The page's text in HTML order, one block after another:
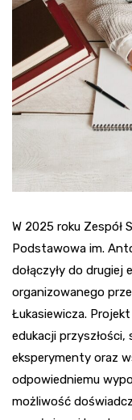
W 2025 roku Zespół
Podstawowa im.
dołączyły do
organizowanego
Łukasiewicza.
edukacji
eksperymenty oraz
odpowiedniemu
możliwość